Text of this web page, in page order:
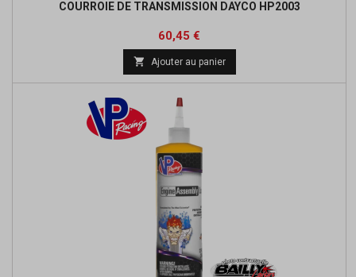
COURROIE DE TRANSMISSION DAYCO HP2003
Prix
60,45 €
base
 Ajouter au panier